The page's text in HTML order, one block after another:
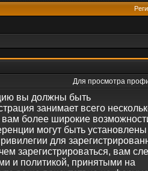
Для просмотра
вы должны быть
занимает всего
вам более широкие
могут быть установлены
для
зарегистрироваться, вам
и политикой, принятыми на